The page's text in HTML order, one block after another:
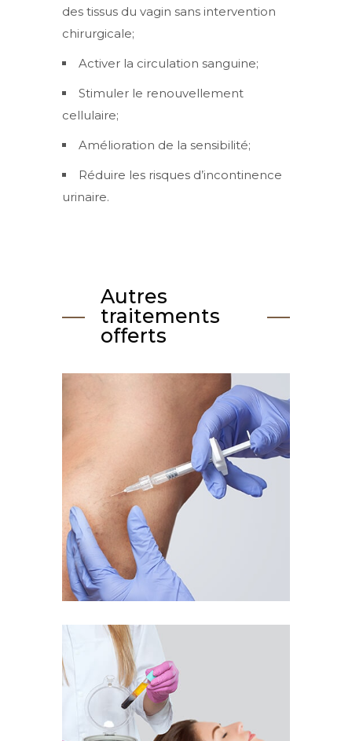
des tissus du vagin sans intervention
chirurgicale;
Activer la circulation sanguine;
Stimuler le renouvellement
cellulaire;
Amélioration de la sensibilité;
Réduire les risques d’incontinence
urinaire.
Autres
traitements
offerts
Sclérothérapie
Supprimez les varices et varicosités
Traitement au plasma